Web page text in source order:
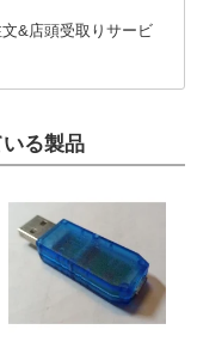
&店頭受取りサービ
る製品